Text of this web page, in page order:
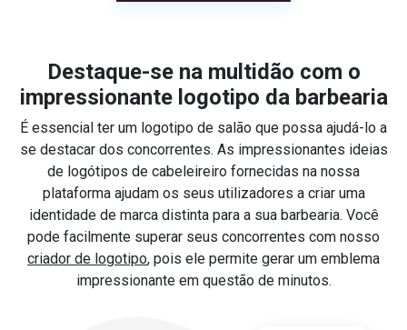
Destaque-se na multidão com o
impressionante logotipo da barbearia
É essencial ter um logotipo de salão que possa ajudá-lo a
se destacar dos concorrentes. As impressionantes ideias
de logótipos de cabeleireiro fornecidas na nossa
plataforma ajudam os seus utilizadores a criar uma
identidade de marca distinta para a sua barbearia. Você
pode facilmente superar seus concorrentes com nosso
criador de logotipo, pois ele permite gerar um emblema
impressionante em questão de minutos.